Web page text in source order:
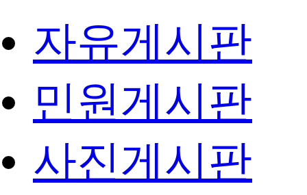
자유게시판
민원게시판
사진게시판